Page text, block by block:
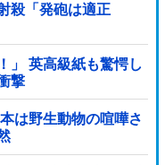
殺「発砲は適正
」 英高級紙も驚愕し
撃
は野生動物の喧嘩さ